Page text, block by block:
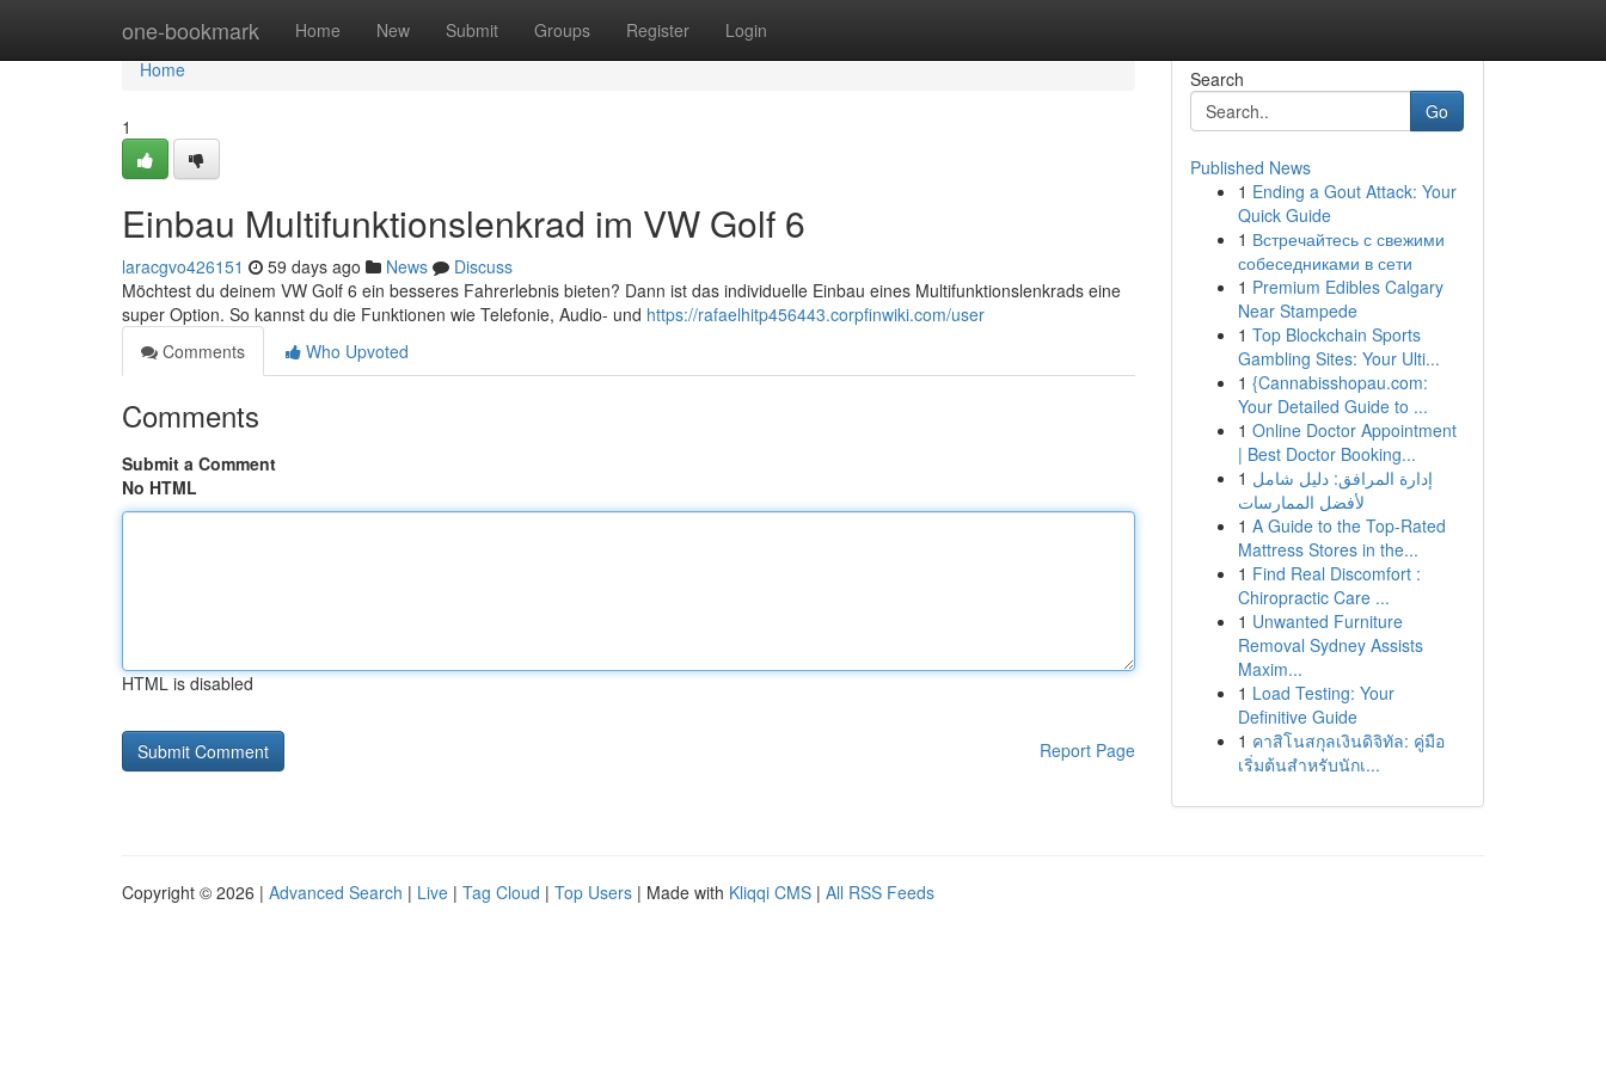
one-bookmark Home New Submit Groups Register Login
Home
Home
1
Einbau Multifunktionslenkrad im VW Golf 6
laracgvo426151 59 days ago News
Discuss
Möchtest du deinem VW Golf 6 ein besseres Fahrerlebnis bieten? Dann ist das individuelle Einbau eines Multifunktionslenkrads eine
super Option. So kannst du die Funktionen wie Telefonie, Audio- und https://rafaelhitp456443.corpfinwiki.com/user
Comments
Who Upvoted
Comments
Submit a Comment
No HTML
HTML is disabled
Report Page
Search
Go
Published News
1 Ending a Gout Attack: Your
Quick Guide
1 Встречайтесь с свежими
собеседниками в сети
1 Premium Edibles Calgary
Near Stampede
1 Top Blockchain Sports
Gambling Sites: Your Ulti...
1 {Cannabisshopau.com:
Your Detailed Guide to ...
1 Online Doctor Appointment
| Best Doctor Booking...
1 إدارة المرافق: دليل شامل
لأفضل الممارسات
1 A Guide to the Top-Rated
Mattress Stores in the...
1 Find Real Discomfort :
Chiropractic Care ...
1 Unwanted Furniture
Removal Sydney Assists
Maxim...
1 Load Testing: Your
Definitive Guide
1 คาสิโนสกุลเงินดิจิทัล: คู่มือ
เริ่มต้นสำหรับนักเ...
Copyright © 2026 | Advanced Search | Live | Tag Cloud | Top Users | Made with Kliqqi CMS | All RSS Feeds